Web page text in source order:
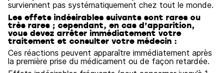
surviennent pas systématiquement chez tout le monde.
Les effets indésirables suivants sont rares ou
très rares ; cependant, en cas d’apparition,
vous devez arrêter immédiatement votre
traitement et consulter votre médecin :
Ces réactions peuvent apparaître immédiatement après
la première prise du médicament ou de façon retardée.